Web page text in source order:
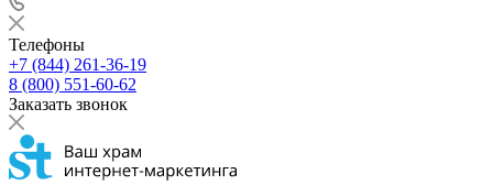
Телефоны
+7 (844) 261-36-19
8 (800) 551-60-62
Заказать звонок